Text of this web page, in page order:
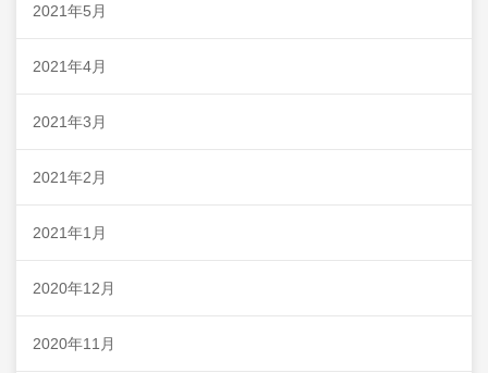
2021年5月
2021年4月
2021年3月
2021年2月
2021年1月
2020年12月
2020年11月